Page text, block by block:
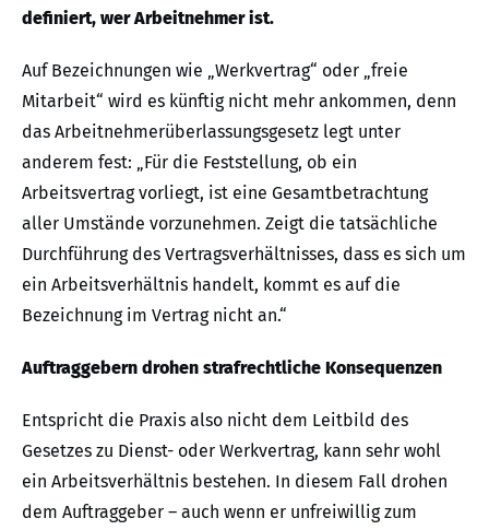
definiert, wer Arbeitnehmer ist.
Auf Bezeichnungen wie „Werkvertrag“ oder „freie
Mitarbeit“ wird es künftig nicht mehr ankommen, denn
das Arbeitnehmerüberlassungsgesetz legt unter
anderem fest: „Für die Feststellung, ob ein
Arbeitsvertrag vorliegt, ist eine Gesamtbetrachtung
aller Umstände vorzunehmen. Zeigt die tatsächliche
Durchführung des Vertragsverhältnisses, dass es sich um
ein Arbeitsverhältnis handelt, kommt es auf die
Bezeichnung im Vertrag nicht an.“
Auftraggebern drohen strafrechtliche Konsequenzen
Entspricht die Praxis also nicht dem Leitbild des
Gesetzes zu Dienst- oder Werkvertrag, kann sehr wohl
ein Arbeitsverhältnis bestehen. In diesem Fall drohen
dem Auftraggeber – auch wenn er unfreiwillig zum